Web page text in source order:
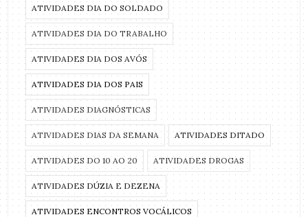
ATIVIDADES DIA DO SOLDADO
ATIVIDADES DIA DO TRABALHO
ATIVIDADES DIA DOS AVÓS
ATIVIDADES DIA DOS PAIS
ATIVIDADES DIAGNÓSTICAS
ATIVIDADES DIAS DA SEMANA ATIVIDADES DITADO
ATIVIDADES DO 10 AO 20 ATIVIDADES DROGAS
ATIVIDADES DÚZIA E DEZENA
ATIVIDADES ENCONTROS VOCÁLICOS